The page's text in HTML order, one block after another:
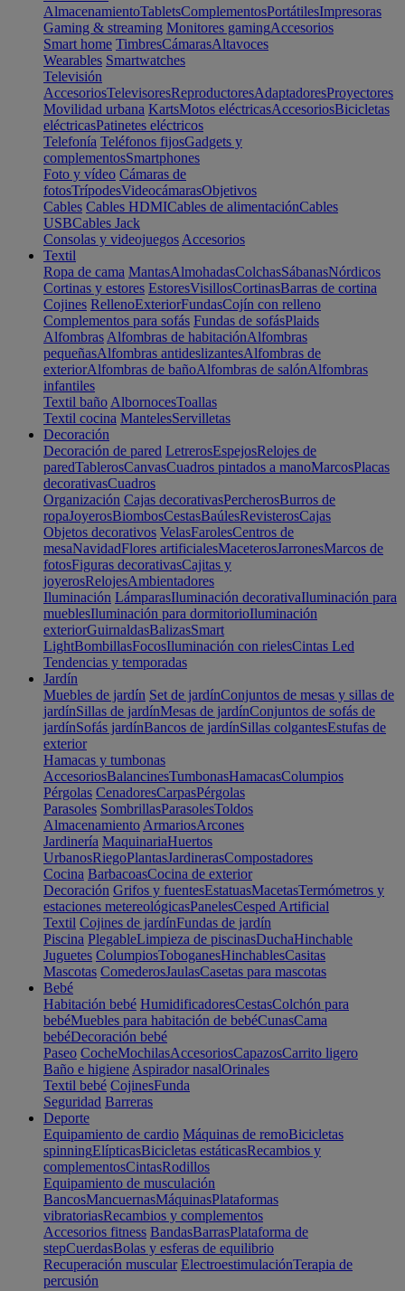
AlmacenamientoTabletsComplementosPortátilesImpresoras
Gaming & streaming Monitores gamingAccesorios
Smart home TimbresCámarasAltavoces
Wearables Smartwatches
Televisión
AccesoriosTelevisoresReproductoresAdaptadoresProyectores
Movilidad urbana KartsMotos eléctricasAccesoriosBicicletas
eléctricasPatinetes eléctricos
Telefonía Teléfonos fijosGadgets y
complementosSmartphones
Foto y vídeo Cámaras de
fotosTrípodesVideocámarasObjetivos
Cables Cables HDMICables de alimentaciónCables
USBCables Jack
Consolas y videojuegos Accesorios
Textil
Ropa de cama MantasAlmohadasColchasSábanasNórdicos
Cortinas y estores EstoresVisillosCortinasBarras de cortina
Cojines RellenoExteriorFundasCojín con relleno
Complementos para sofás Fundas de sofásPlaids
Alfombras Alfombras de habitaciónAlfombras
pequeñasAlfombras antideslizantesAlfombras de
exteriorAlfombras de bañoAlfombras de salónAlfombras
infantiles
Textil baño AlbornocesToallas
Textil cocina MantelesServilletas
Decoración
Decoración de pared LetrerosEspejosRelojes de
paredTablerosCanvasCuadros pintados a manoMarcosPlacas
decorativasCuadros
Organización Cajas decorativasPercherosBurros de
ropaJoyerosBiombosCestasBaúlesRevisterosCajas
Objetos decorativos VelasFarolesCentros de
mesaNavidadFlores artificialesMaceterosJarronesMarcos de
fotosFiguras decorativasCajitas y
joyerosRelojesAmbientadores
Iluminación LámparasIluminación decorativaIluminación para
mueblesIluminación para dormitorioIluminación
exteriorGuirnaldasBalizasSmart
LightBombillasFocosIluminación con rielesCintas Led
Tendencias y temporadas
Jardín
Muebles de jardín Set de jardínConjuntos de mesas y sillas de
jardínSillas de jardínMesas de jardínConjuntos de sofás de
jardínSofás jardínBancos de jardínSillas colgantesEstufas de
exterior
Hamacas y tumbonas
AccesoriosBalancinesTumbonasHamacasColumpios
Pérgolas CenadoresCarpasPérgolas
Parasoles SombrillasParasolesToldos
Almacenamiento ArmariosArcones
Jardinería MaquinariaHuertos
UrbanosRiegoPlantasJardinerasCompostadores
Cocina BarbacoasCocina de exterior
Decoración Grifos y fuentesEstatuasMacetasTermómetros y
estaciones metereológicasPanelesCesped Artificial
Textil Cojines de jardínFundas de jardín
Piscina PlegableLimpieza de piscinasDuchaHinchable
Juguetes ColumpiosToboganesHinchablesCasitas
Mascotas ComederosJaulasCasetas para mascotas
Bebé
Habitación bebé HumidificadoresCestasColchón para
bebéMuebles para habitación de bebéCunasCama
bebéDecoración bebé
Paseo CocheMochilasAccesoriosCapazosCarrito ligero
Baño e higiene Aspirador nasalOrinales
Textil bebé CojinesFunda
Seguridad Barreras
Deporte
Equipamiento de cardio Máquinas de remoBicicletas
spinningElípticasBicicletas estáticasRecambios y
complementosCintasRodillos
Equipamiento de musculación
BancosMancuernasMáquinasPlataformas
vibratoriasRecambios y complementos
Accesorios fitness BandasBarrasPlataforma de
stepCuerdasBolas y esferas de equilibrio
Recuperación muscular ElectroestimulaciónTerapia de
percusión